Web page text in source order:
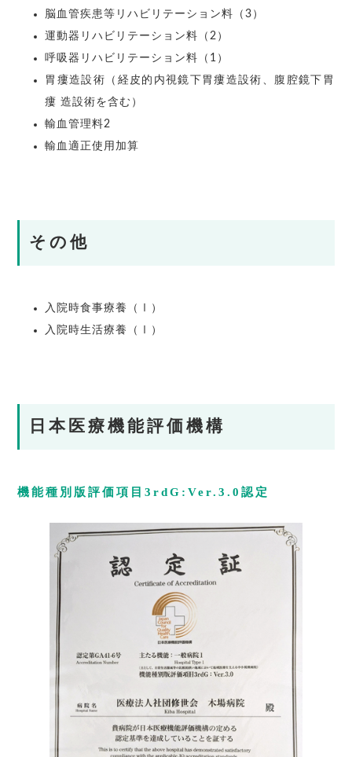
脳血管疾患等リハビリテーション料（3）
運動器リハビリテーション料（2）
呼吸器リハビリテーション料（1）
胃瘻造設術（経皮的内視鏡下胃瘻造設術、腹腔鏡下胃
瘻 造設術を含む）
輸血管理料2
輸血適正使用加算
その他
入院時食事療養（Ⅰ）
入院時生活療養（Ⅰ）
日本医療機能評価機構
機能種別版評価項目3rdG:Ver.3.0認定